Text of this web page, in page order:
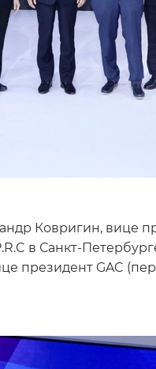
Ковригин, вице
в Санкт-
президент GAC